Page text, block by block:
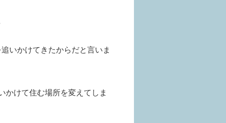
いかけてきたからだと言いま
かけて住む場所を変えてしま